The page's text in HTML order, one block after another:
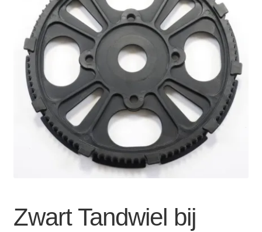
Winkelwagen
SALE
Zwart Tandwiel bij